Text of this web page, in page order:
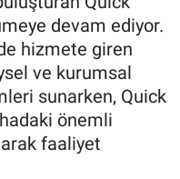
devam ediyor.
hizmete giren
ve kurumsal
sunarken, Quick
önemli
faaliyet